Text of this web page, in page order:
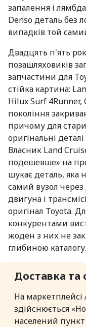
запалення і
Denso деталь без
випадків той
Двадцять п'ять
позашляховиків
запчастини для
стійка картина:
Hilux Surf 4Runner,
покоління
причому для
оригінальні
Власник Land
подешевше» на
шукає деталь, яка
самий вузол
двигуна і
оригінал Toyota.
конкурентами
жоден з них не
глибиною каталогу.
Доставка та
На маркетплейсі
здійснюється
населений пункт